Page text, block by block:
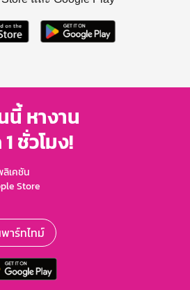
หางาน
ชั่วโมง!
เคชัน
Store
าร์ทไทม์